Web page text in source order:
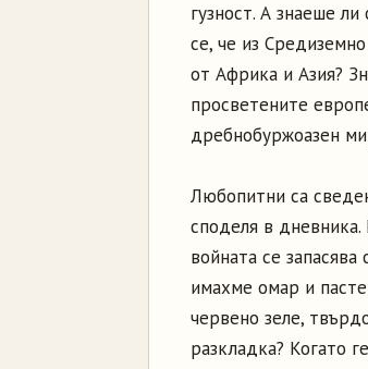
гузност. А знаеше
се, че из
от Африка и Азия?
просветените
дребнобуржоазен
Любопитни са
споделя в
войната се
имахме омар и
червено зеле,
разкладка? Когато